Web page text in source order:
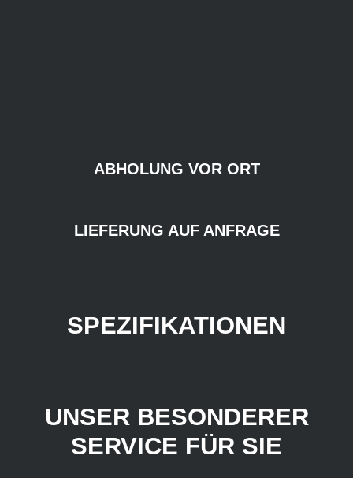
ABHOLUNG VOR ORT
LIEFERUNG AUF ANFRAGE
SPEZIFIKATIONEN
UNSER BESONDERER
SERVICE FÜR SIE